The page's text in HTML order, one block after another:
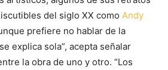
del siglo XX como Andy
prefiere no hablar de la
explica sola”, acepta señalar
la obra de uno y otro. “Los